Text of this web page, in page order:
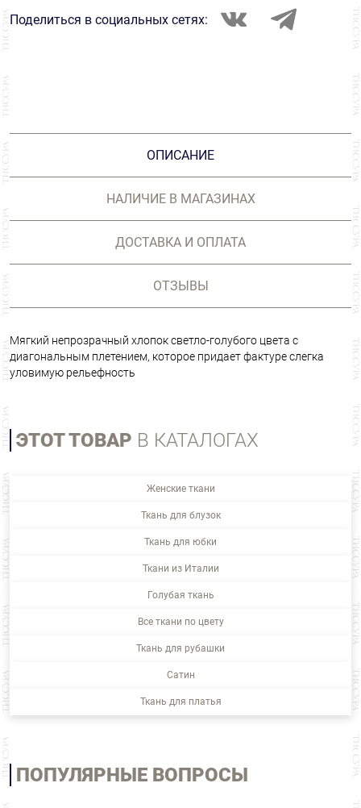
Поделиться в социальных сетях:
ОПИСАНИЕ
НАЛИЧИЕ В МАГАЗИНАХ
ДОСТАВКА И ОПЛАТА
ОТЗЫВЫ
Мягкий непрозрачный хлопок светло-голубого цвета с
диагональным плетением, которое придает фактуре слегка
уловимую рельефность
ЭТОТ ТОВАР В КАТАЛОГАХ
Женские ткани
Ткань для блузок
Ткань для юбки
Ткани из Италии
Голубая ткань
Все ткани по цвету
Ткань для рубашки
Сатин
Ткань для платья
ПОПУЛЯРНЫЕ ВОПРОСЫ